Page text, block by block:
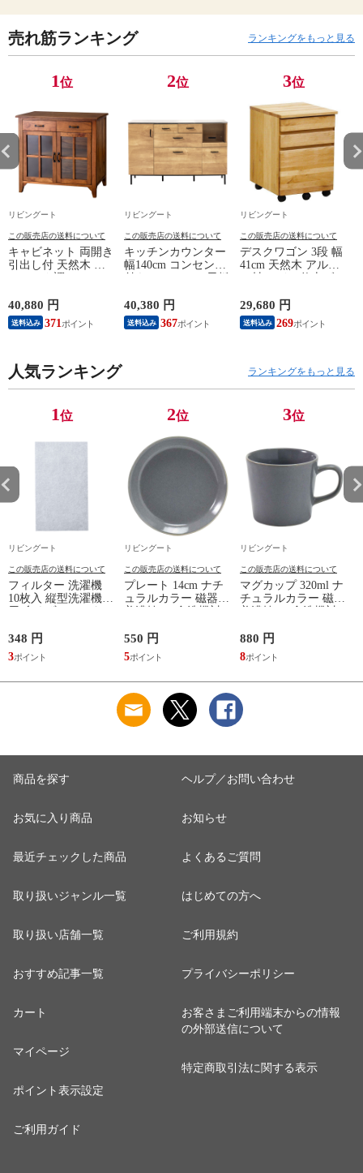
売れ筋ランキング ランキングをもっと見る
1位
リビングート
この販売店の送料について
キャビネット 両開き
引出し付 天然木 エ
収納 食器棚 収納 キ
ッチン 飾り棚 完成
品 キッチンキャビネ
れ ）
40,880 円
送料込み 371
2位
リビングート
この販売店の送料について
キッチンカウンター
幅140cm コンセント
ー 作業台 家電ラッ
ク 収納 可動棚 お掃
除ロボット対応 食器
40,380 円
送料込み 367
3位
リビングート
この販売店の送料について
デスクワゴン 3段 幅
41cm 天然木 アルダ
ワゴン 袖机 収納 キ
ャスター付き ワゴン
脇机 シンプル デス
し 小物収納 木製 木
29,680 円
送料込み 269
人気ランキング ランキングをもっと見る
1位
リビングート
この販売店の送料について
フィルター 洗濯機
10枚入 縦型洗濯機専
ミ取り 糸くず ゴミ
使い捨て 抗菌 洗濯
くず取り 排水口 ご
348 円
3
2位
リビングート
この販売店の送料について
プレート 14cm ナチ
ュラルカラー 磁器
ケーキ皿 デザート皿
取り皿 小皿 日本製
デザートプレート ケ
しゃれ ） 【アッシ
ュ】
550 円
5
3位
リビングート
この販売店の送料について
マグカップ 320ml ナ
チュラルカラー 磁器
マグ コップ カップ
コーヒー 紅茶 珈琲
カフェオレ ミルク
880 円
8
商品を探す
お気に入り商品
最近チェックした商品
取り扱いジャンル一覧
取り扱い店舗一覧
おすすめ記事一覧
カート
マイページ
ポイント表示設定
ご利用ガイド
ヘルプ／お問い合わせ
お知らせ
よくあるご質問
はじめての方へ
ご利用規約
プライバシーポリシー
お客さまご利用端末からの情報
の外部送信について
特定商取引法に関する表示